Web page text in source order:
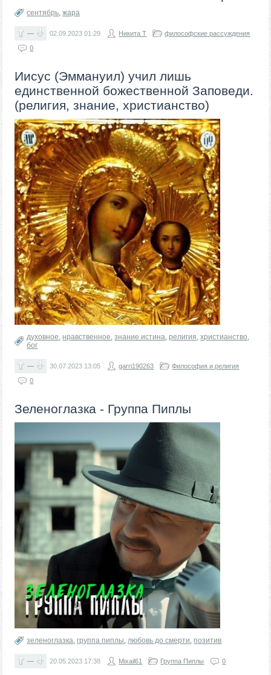
сентябрь,жара
— 02.09.202301:29 Никита Т
философские рассуждения
0
​​​​​Иисус (Эммануил) учил лишь
единственной божественной Заповеди.
(религия, знание, христианство)
духовное, нравственное,знание истина,религия,христианство,
бог
— 30.07.2023 13:05 garri190263
Философия и религия
0
Зеленоглазка - Группа Пиплы
зеленоглазка, группа пиплы,любовь до смерти, позитив
— 20.05.2023 17:38 Mixail61 Группа Пиплы 0